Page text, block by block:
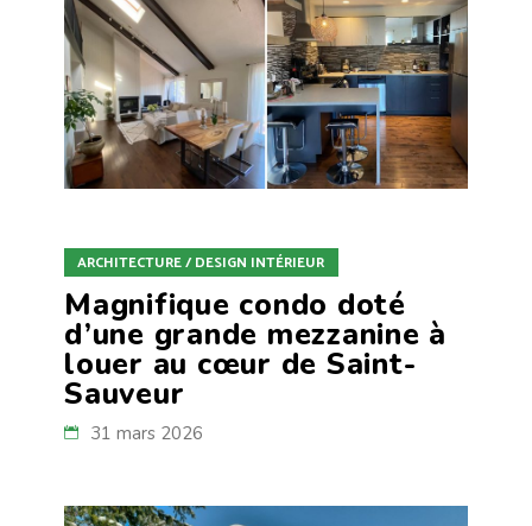
ARCHITECTURE / DESIGN INTÉRIEUR
Magnifique condo doté
d’une grande mezzanine à
louer au cœur de Saint-
Sauveur
31 mars 2026